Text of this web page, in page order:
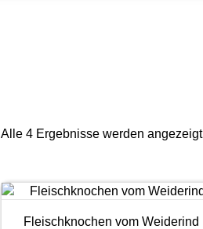
Alle 4 Ergebnisse werden angezeigt
Fleischknochen vom Weiderind